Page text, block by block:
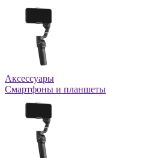
Аксессуары
Смартфоны и планшеты